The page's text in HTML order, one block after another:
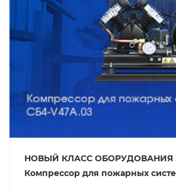
НОВЫЙ КЛАСС ОБОРУДОВАНИЯ
Компрессор для пожарных